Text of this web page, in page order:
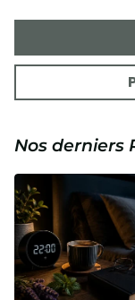
Nos derniers